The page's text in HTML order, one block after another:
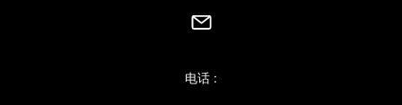
电话 :